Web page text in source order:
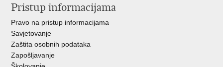
Pristup informacijama
Pravo na pristup informacijama
Savjetovanje
Zaštita osobnih podataka
Zapošljavanje